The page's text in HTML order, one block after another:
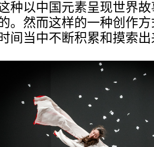
种以中国元素呈现世界
。然而这样的一种创作
间当中不断积累和摸索